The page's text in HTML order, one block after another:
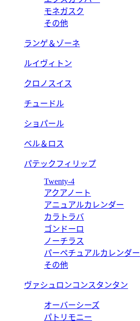
モネガスク
その他
ランゲ＆ゾーネ
ルイヴィトン
クロノスイス
チュードル
ショパール
ベル＆ロス
パテックフィリップ
Twenty-4
アクアノート
アニュアルカレンダー
カラトラバ
ゴンドーロ
ノーチラス
パーペチュアルカレンダー
その他
ヴァシュロンコンスタンタン
オーバーシーズ
パトリモニー